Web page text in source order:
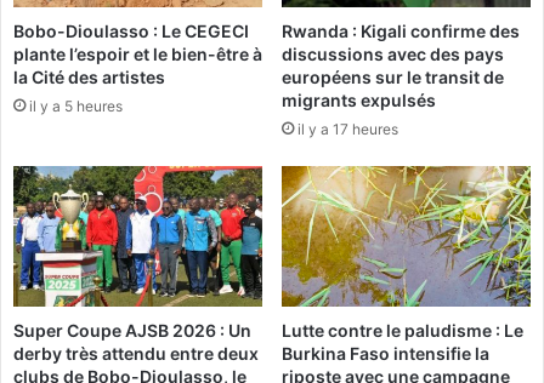
e
l
a
m
i
s
o
u
s
d
é
l
é
b
r
e
s
d
o
u
v
e
a
u
g
o
Bobo-Dioulasso : Le CEGECI
plante l’espoir et le bien-être à
la Cité des artistes
il y a 5 heures
Rwanda : Kigali confirme des
discussions avec des pays
européens sur le transit de
migrants expulsés
il y a 17 heures
Super Coupe AJSB 2026 : Un
derby très attendu entre deux
clubs de Bobo-Dioulasso, le
Lutte contre le paludisme : Le
Burkina Faso intensifie la
riposte avec une campagne